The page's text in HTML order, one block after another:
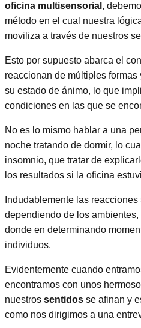
oficina multisensorial ,
método en el cual nuestra
moviliza a través de nuestros
Esto por supuesto abarca el
reaccionan de múltiples
su estado de ánimo, lo que
condiciones en las que se
No es lo mismo hablar a una
noche tratando de dormir, lo
insomnio, que tratar de
los resultados si la oficina
Indudablemente las
dependiendo de los
donde en determinando
individuos.
Evidentemente cuando
encontramos con unos
nuestros sentidos se afinan y
como nos dirigimos a una